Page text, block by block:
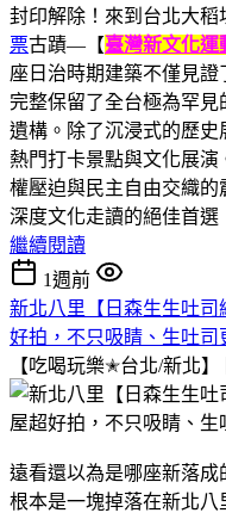
封印解除！來到台北大
票古蹟—【臺灣新文化運
座日治時期建築不僅見
完整保留了全台極為罕見
遺構。除了沉浸式的歷
熱門打卡景點與文化展
權壓迫與民主自由交織的
深度文化走讀的絕佳首選
繼續閱讀
1週前
新北八里【日森生生吐
好拍，不只吸睛、生吐司
【吃喝玩樂✭台北/新北】
遠看還以為是哪座新落
根本是一塊掉落在新北